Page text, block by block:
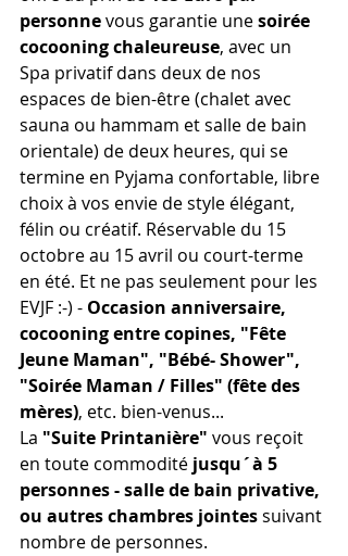
personne vous garantie une soirée
cocooning chaleureuse, avec un
Spa privatif dans deux de nos
espaces de bien-être (chalet avec
sauna ou hammam et salle de bain
orientale) de deux heures, qui se
termine en Pyjama confortable, libre
choix à vos envie de style élégant,
félin ou créatif. Réservable du 15
octobre au 15 avril ou court-terme
en été. Et ne pas seulement pour les
EVJF :-) - Occasion anniversaire,
cocooning entre copines, "Fête
Jeune Maman", "Bébé- Shower",
"Soirée Maman / Filles" (fête des
mères), etc. bien-venus...
La "Suite Printanière" vous reçoit
en toute commodité jusqu´à 5
personnes - salle de bain privative,
ou autres chambres jointes suivant
nombre de personnes.